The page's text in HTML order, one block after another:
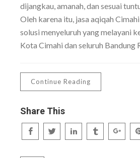
dijangkau, amanah, dan sesuai
Oleh karena itu, jasa aqiqah
solusi menyeluruh yang melayani
Kota Cimahi dan seluruh Bandung
Continue Reading
Share This